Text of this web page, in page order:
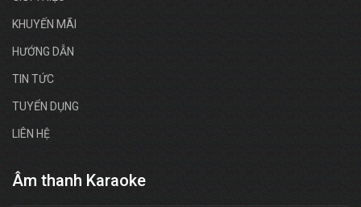
KHUYẾN MÃI
HƯỚNG DẪN
TIN TỨC
TUYỂN DỤNG
LIÊN HỆ
Âm thanh Karaoke